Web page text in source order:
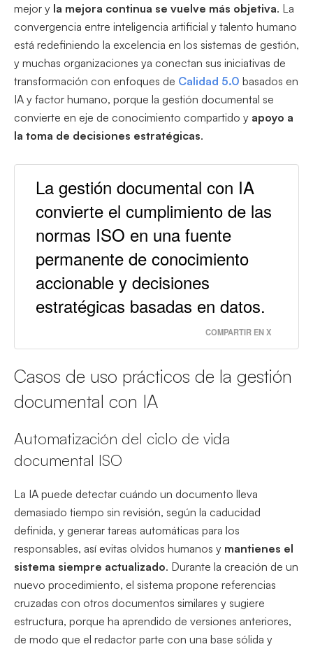
mejor y la mejora continua se vuelve más objetiva. La
convergencia entre inteligencia artificial y talento humano
está redefiniendo la excelencia en los sistemas de gestión,
y muchas organizaciones ya conectan sus iniciativas de
transformación con enfoques de Calidad 5.0 basados en
IA y factor humano, porque la gestión documental se
convierte en eje de conocimiento compartido y apoyo a
la toma de decisiones estratégicas.
La gestión documental con IA
convierte el cumplimiento de las
normas ISO en una fuente
permanente de conocimiento
accionable y decisiones
estratégicas basadas en datos.
COMPARTIR EN X
Casos de uso prácticos de la gestión
documental con IA
Automatización del ciclo de vida
documental ISO
La IA puede detectar cuándo un documento lleva
demasiado tiempo sin revisión, según la caducidad
definida, y generar tareas automáticas para los
responsables, así evitas olvidos humanos y mantienes el
sistema siempre actualizado. Durante la creación de un
nuevo procedimiento, el sistema propone referencias
cruzadas con otros documentos similares y sugiere
estructura, porque ha aprendido de versiones anteriores,
de modo que el redactor parte con una base sólida y